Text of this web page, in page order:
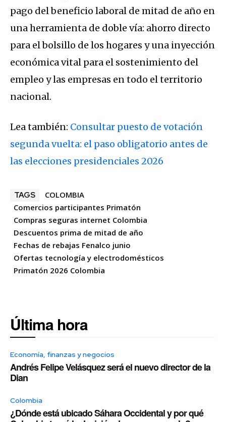
pago del beneficio laboral de mitad de año en
una herramienta de doble vía: ahorro directo
para el bolsillo de los hogares y una inyección
económica vital para el sostenimiento del
empleo y las empresas en todo el territorio
nacional.
Lea también: Consultar puesto de votación
segunda vuelta: el paso obligatorio antes de
las elecciones presidenciales 2026
TAGS
COLOMBIA
Comercios participantes Primatón
Compras seguras internet Colombia
Descuentos prima de mitad de año
Fechas de rebajas Fenalco junio
Ofertas tecnología y electrodomésticos
Primatón 2026 Colombia
Última hora
Economía, finanzas y negocios
Andrés Felipe Velásquez será el nuevo director de la
Dian
Colombia
¿Dónde está ubicado Sáhara Occidental y por qué